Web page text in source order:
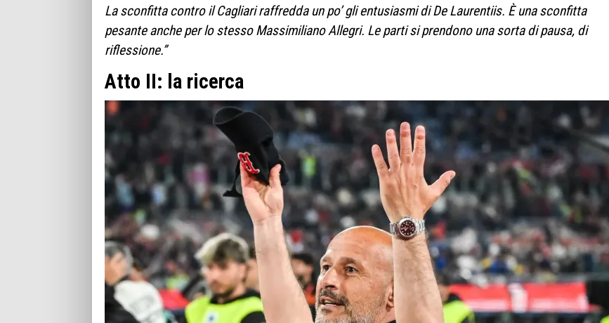
La sconfitta contro il Cagliari raffredda un po’ gli entusiasmi di De Laurentiis. È una sconfitta
pesante anche per lo stesso Massimiliano Allegri. Le parti si prendono una sorta di pausa, di
riflessione.”
Atto II: la ricerca